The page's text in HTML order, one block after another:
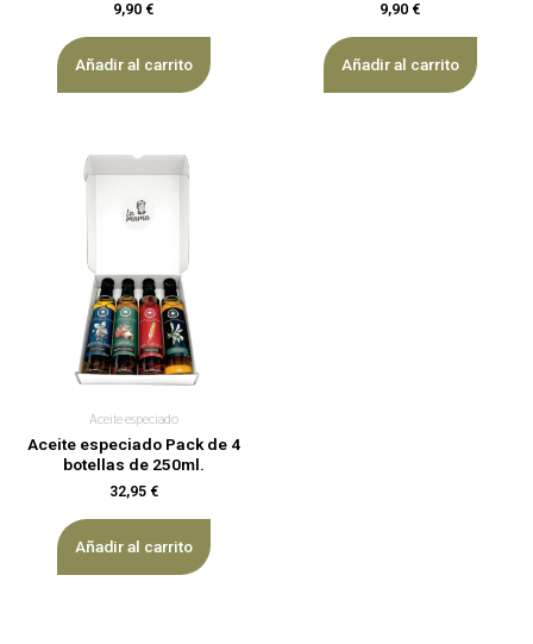
9,90 €
Añadir al carrito
9,90 €
Añadir al carrito
Aceite especiado
Aceite especiado Pack de 4
botellas de 250ml.
32,95 €
Añadir al carrito